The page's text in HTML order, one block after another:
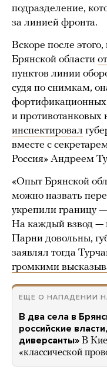
подразделение,
за линией фронта.
Вскоре после
Брянской области
пунктов линии
судя по снимкам,
и
инспектировал
вместе с
Россия» Андреем
«Опыт Брянской
можно назвать
укрепили границу
На каждый взвод —
Парни довольны,
заявлял тогда
громкими
ЕЩЕ О НАПАДЕНИИ
В два села в
российские
диверсанты» В
«классической